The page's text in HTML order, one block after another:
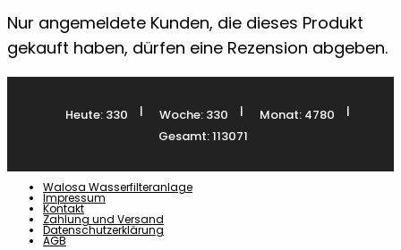
Nur angemeldete Kunden, die dieses Produkt
gekauft haben, dürfen eine Rezension abgeben.
Heute: 330 | Woche: 330 | Monat: 4780
|
Gesamt: 113071
Walosa Wasserfilteranlage
Impressum
Kontakt
Zahlung und Versand
Datenschutzerklärung
AGB